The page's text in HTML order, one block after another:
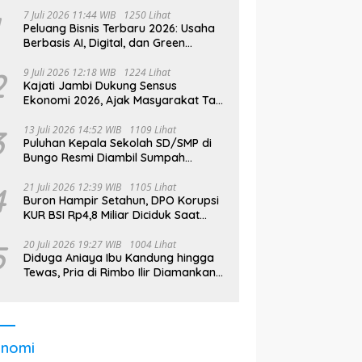
7 Juli 2026 11:44 WIB 1250 Lihat
Peluang Bisnis Terbaru 2026: Usaha
Berbasis AI, Digital, dan Green
9 Juli 2026 12:18 WIB 1224 Lihat
Kajati Jambi Dukung Sensus
Ekonomi 2026, Ajak Masyarakat Tak
13 Juli 2026 14:52 WIB 1109 Lihat
Puluhan Kepala Sekolah SD/SMP di
Bungo Resmi Diambil Sumpah
21 Juli 2026 12:39 WIB 1105 Lihat
Buron Hampir Setahun, DPO Korupsi
KUR BSI Rp4,8 Miliar Diciduk Saat
20 Juli 2026 19:27 WIB 1004 Lihat
Diduga Aniaya Ibu Kandung hingga
Tewas, Pria di Rimbo Ilir Diamankan